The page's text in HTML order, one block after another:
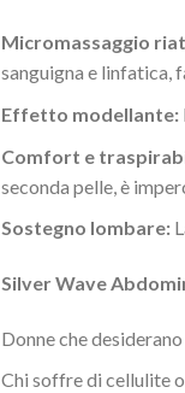
Micromassaggio
sanguigna e linfatica,
Effetto modellante:
Comfort e
seconda pelle, è
Sostegno lombare:
Silver Wave
Donne che
Chi soffre di cellulite